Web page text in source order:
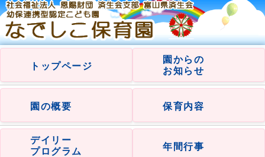
トップページ
園からの
お知らせ
園の概要 保育内容
デイリー
プログラム
年間行事